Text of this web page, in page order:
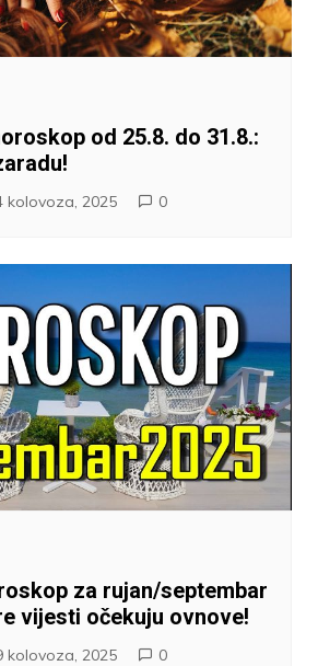
od 25.8. do 31.8.:
kolovoza, 2025 0
za rujan/septembar
vijesti očekuju ovnove!
kolovoza, 2025 0